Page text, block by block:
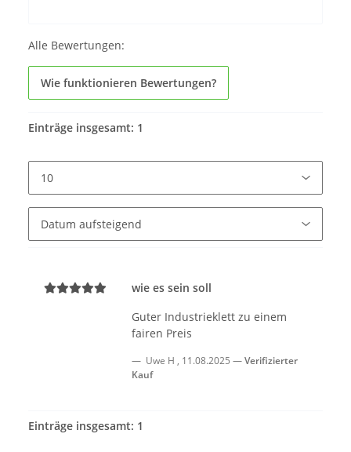
Alle Bewertungen:
Wie funktionieren Bewertungen?
Einträge insgesamt: 1
wie es sein soll
Guter Industrieklett zu einem
fairen Preis
Uwe H , 11.08.2025
Verifizierter
Kauf
Einträge insgesamt: 1